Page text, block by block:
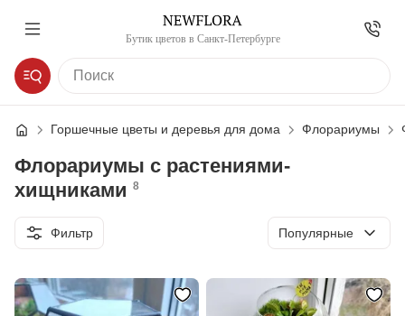
Бутик цветов в Санкт-Петербурге
Горшечные цветы и деревья для дома Флорариумы
Флорариумы с растениями-
хищниками 8
Фильтр Сортировка
Популярные